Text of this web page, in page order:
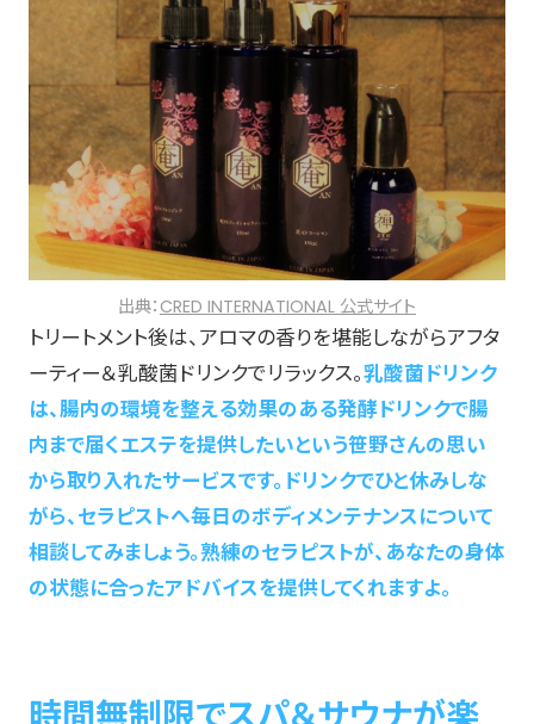
出典： CRED INTERNATIONAL 公式サイト
トリートメント後は、アロマの香りを堪能しながらアフタ
ーティー＆乳酸菌ドリンクでリラックス。乳酸菌ドリンク
は、腸内の環境を整える効果のある発酵ドリンクで腸
内まで届くエステを提供したいという笹野さんの思い
から取り入れたサービスです。ドリンクでひと休みしな
がら、セラピストへ毎日のボディメンテナンスについて
相談してみましょう。熟練のセラピストが、あなたの身体
の状態に合ったアドバイスを提供してくれますよ。